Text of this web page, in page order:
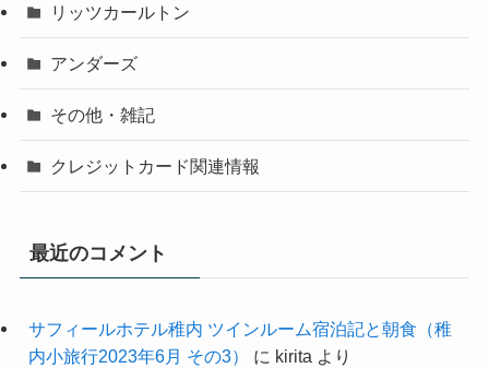
リッツカールトン
アンダーズ
その他・雑記
クレジットカード関連情報
最近のコメント
サフィールホテル稚内 ツインルーム宿泊記と朝食（稚
内小旅行2023年6月 その3）
に kirita より